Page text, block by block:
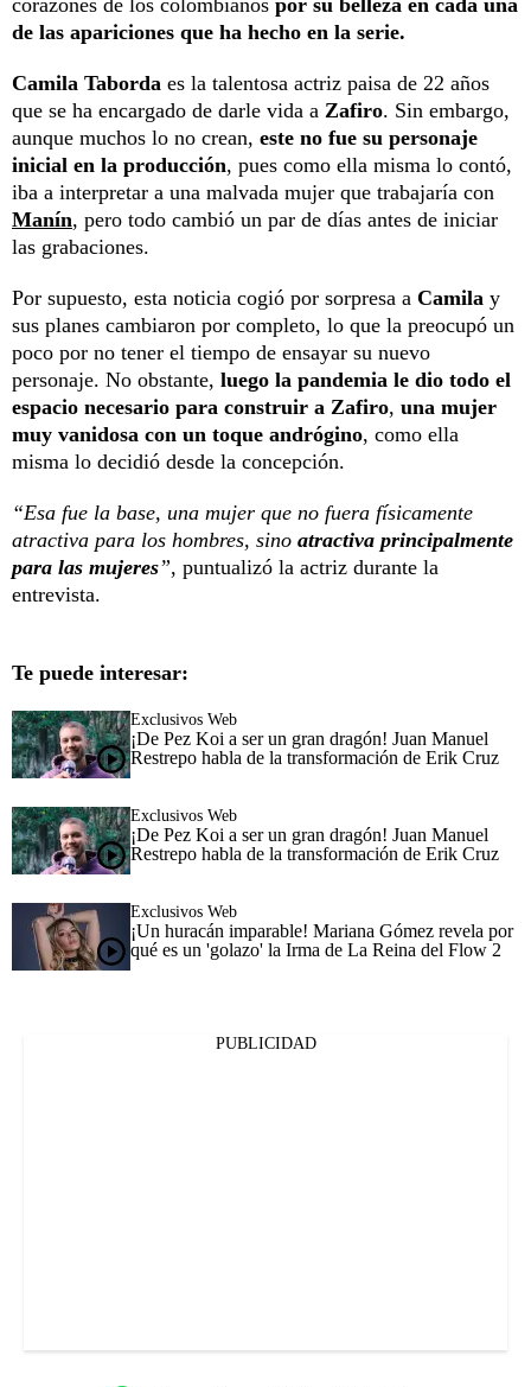
corazones de los colombianos por su belleza en cada una
de las apariciones que ha hecho en la serie.
Camila Taborda es la talentosa actriz paisa de 22 años
que se ha encargado de darle vida a Zafiro. Sin embargo,
aunque muchos lo no crean, este no fue su personaje
inicial en la producción, pues como ella misma lo contó,
iba a interpretar a una malvada mujer que trabajaría con
Manín, pero todo cambió un par de días antes de iniciar
las grabaciones.
Por supuesto, esta noticia cogió por sorpresa a Camila y
sus planes cambiaron por completo, lo que la preocupó un
poco por no tener el tiempo de ensayar su nuevo
personaje. No obstante, luego la pandemia le dio todo el
espacio necesario para construir a Zafiro, una mujer
muy vanidosa con un toque andrógino, como ella
misma lo decidió desde la concepción.
“Esa fue la base, una mujer que no fuera físicamente
atractiva para los hombres, sino atractiva principalmente
para las mujeres”, puntualizó la actriz durante la
entrevista.
Te puede interesar:
Exclusivos Web
¡De Pez Koi a ser un gran dragón! Juan Manuel
Restrepo habla de la transformación de Erik Cruz
Exclusivos Web
¡De Pez Koi a ser un gran dragón! Juan Manuel
Restrepo habla de la transformación de Erik Cruz
Exclusivos Web
¡Un huracán imparable! Mariana Gómez revela por
qué es un 'golazo' la Irma de La Reina del Flow 2
PUBLICIDAD